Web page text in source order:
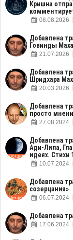
Кришна
08.08.2026
Добавлена
Говинды
21.07.2026
Добавлена
Шридхара
20.03.2026
Добавлена
просто
27.08.2024
Добавлена
Ади-Лила,
идеях. Стихи
10.07.2024
Добавлена
созерцания»
06.07.2024
Добавлена
17.06.2024